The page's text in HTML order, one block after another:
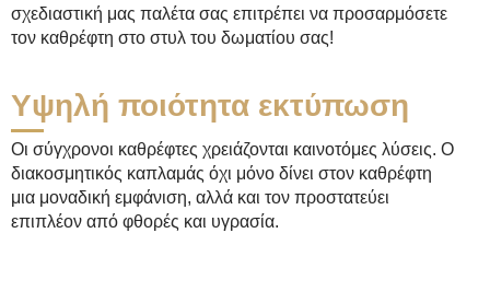
σχεδιαστική μας παλέτα σας επιτρέπει να προσαρμόσετε
τον καθρέφτη στο στυλ του δωματίου σας!
Υψηλή ποιότητα εκτύπωση
Οι σύγχρονοι καθρέφτες χρειάζονται καινοτόμες λύσεις. Ο
διακοσμητικός καπλαμάς όχι μόνο δίνει στον καθρέφτη
μια μοναδική εμφάνιση, αλλά και τον προστατεύει
επιπλέον από φθορές και υγρασία.